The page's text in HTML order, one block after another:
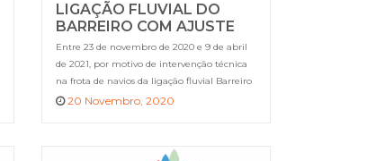
LIGAÇÃO FLUVIAL DO
BARREIRO COM AJUSTE
TEMPORÁRIO DO
HORÁRIO “DIAS ÚTEIS”
Entre 23 de novembro de 2020 e 9 de abril
de 2021, por motivo de intervenção técnica
na frota de navios da ligação fluvial Barreiro
– Terreiro do Paço. (Notícia atualizada a 2 de
20 Novembro, 2020